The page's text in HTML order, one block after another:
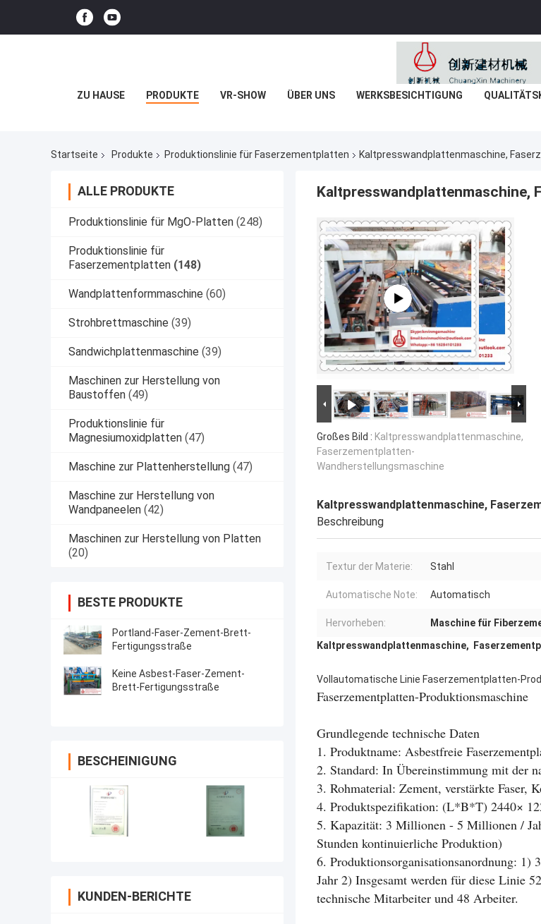
ZU HAUSE PRODUKTE VR-SHOW ÜBER UNS WERKSBESICHTIGUNG
Startseite Produkte Produktionslinie für Faserzementplatten Kaltpresswandplattenmaschine,
ALLE PRODUKTE
Produktionslinie für MgO-Platten (248)
Produktionslinie für
Faserzementplatten (148)
Wandplattenformmaschine (60)
Strohbrettmaschine (39)
Sandwichplattenmaschine (39)
Maschinen zur Herstellung von
Baustoffen (49)
Produktionslinie für
Magnesiumoxidplatten (47)
Maschine zur Plattenherstellung (47)
Maschine zur Herstellung von
Wandpaneelen (42)
Maschinen zur Herstellung von Platten
(20)
BESTE PRODUKTE
Portland-Faser-Zement-Brett-
Fertigungsstraße
Keine Asbest-Faser-Zement-
Brett-Fertigungsstraße
BESCHEINIGUNG
KUNDEN-BERICHTE
Kaltpresswandplattenmaschine,
Großes Bild : Kaltpresswandplattenmaschine,
Faserzementplatten-
Wandherstellungsmaschine
Kaltpresswandplattenmaschine,
Beschreibung
Textur der Materie: Stahl
Automatische Note: Automatisch
Hervorheben: Maschine für
Kaltpresswandplattenmaschine,
Vollautomatische Linie Faserzementplatten-
Faserzementplatten-Produktionsmaschine
Grundlegende technische Daten
1. Produktname: Asbestfreie
2. Standard: In Übereinstimmung mit der
3. Rohmaterial: Zement, verstärkte Faser,
4. Produktspezifikation: (L*B*T) 2440×
5. Kapazität: 3 Millionen - 5 Millionen /
Stunden kontinuierliche Produktion)
6. Produktionsorganisationsanordnung: 1)
Jahr 2) Insgesamt werden für diese Linie
technische Mitarbeiter und 48 Arbeiter.